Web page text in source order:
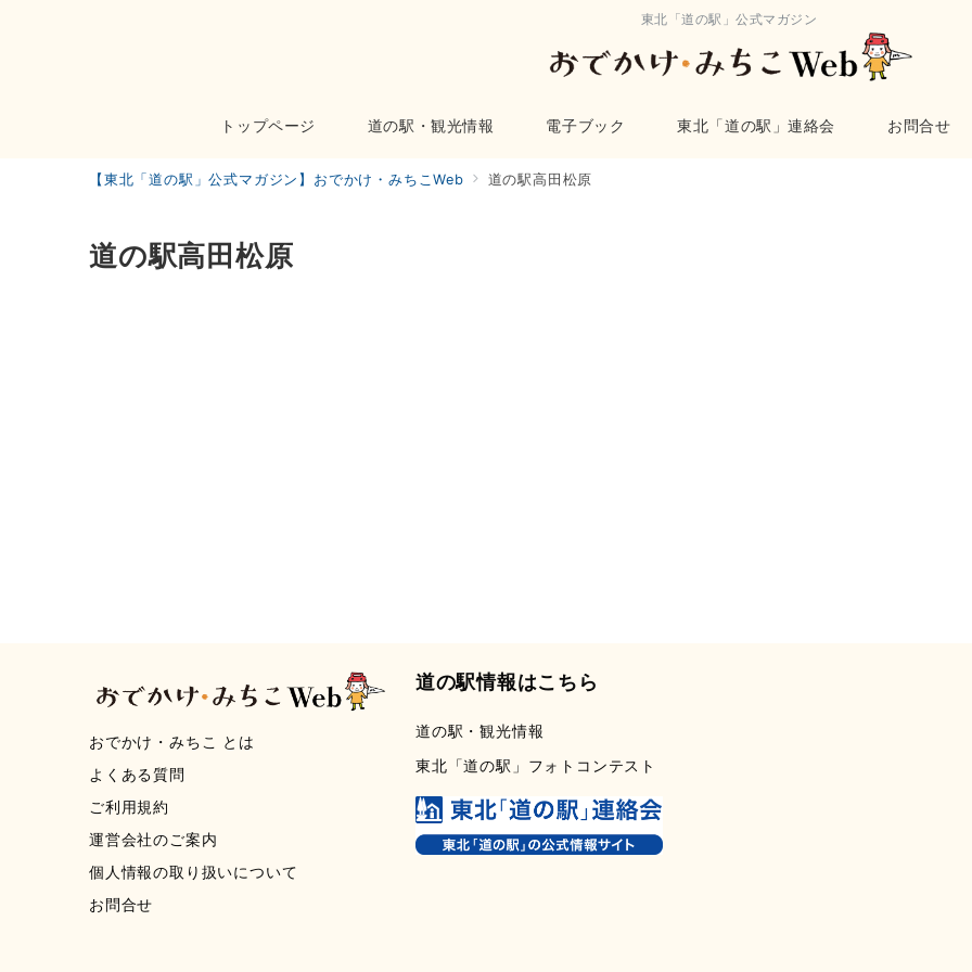
東北「道の駅」公式マガジン
トップページ 道の駅・観光情報 電子ブック 東北「道の駅」連絡会 お問合せ
【東北「道の駅」公式マガジン】おでかけ・みちこWeb 道の駅高田松原
道の駅高田松原
おでかけ・みちこ とは
よくある質問
ご利用規約
運営会社のご案内
個人情報の取り扱いについて
お問合せ
道の駅情報はこちら
道の駅・観光情報
東北「道の駅」フォトコンテスト